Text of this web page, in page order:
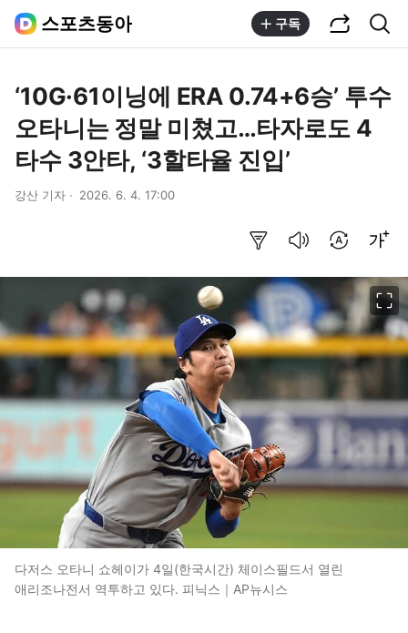
스포츠동아 구독
‘10G·61이닝에 ERA 0.74+6승’ 투수
오타니는 정말 미쳤고…타자로도 4
타수 3안타, ‘3할타율 진입’
강산 기자 2026. 6. 4. 17:00
다저스 오타니 쇼헤이가 4일(한국시간) 체이스필드서 열린
애리조나전서 역투하고 있다. 피닉스｜AP뉴시스